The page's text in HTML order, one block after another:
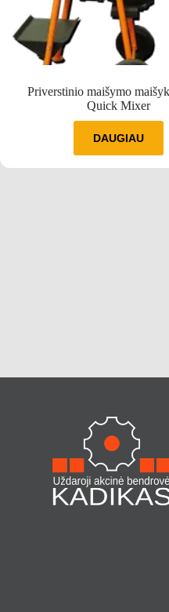
Priverstinio maišymo
Quick Mixer
DAUGIAU